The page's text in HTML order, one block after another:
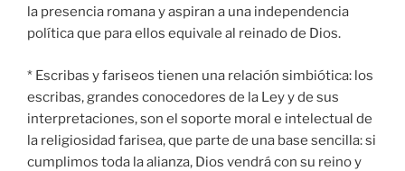
la presencia romana y aspiran a una independencia
política que para ellos equivale al reinado de Dios.
* Escribas y fariseos tienen una relación simbiótica: los
escribas, grandes conocedores de la Ley y de sus
interpretaciones, son el soporte moral e intelectual de
la religiosidad farisea, que parte de una base sencilla: si
cumplimos toda la alianza, Dios vendrá con su reino y